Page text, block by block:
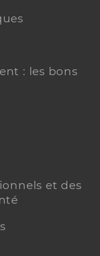
: les bons
et des